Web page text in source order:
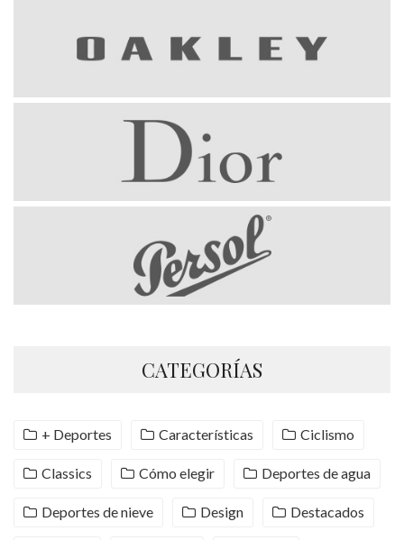
CATEGORÍAS
+ Deportes Características Ciclismo
Classics Cómo elegir Deportes de agua
Deportes de nieve Design Destacados